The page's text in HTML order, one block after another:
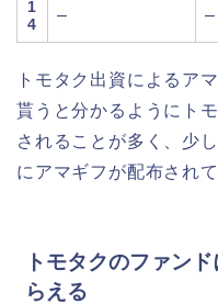
1
4
– –
トモタク出資によるア
貰うと分かるようにト
されることが多く、少
にアマギフが配布されて
トモタクのファン
らえる